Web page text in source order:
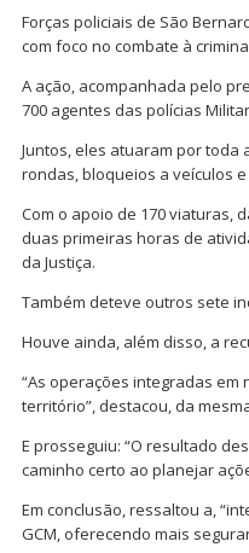
Forças policiais de São
com foco no combate à
A ação, acompanhada pelo
700 agentes das polícias
Juntos, eles atuaram por toda
rondas, bloqueios a veículos
Com o apoio de 170 viaturas,
duas primeiras horas de
da Justiça.
Também deteve outros sete
Houve ainda, além disso, a
“As operações integradas
território”, destacou, da
E prosseguiu: “O resultado
caminho certo ao planejar
Em conclusão, ressaltou a,
GCM, oferecendo mais